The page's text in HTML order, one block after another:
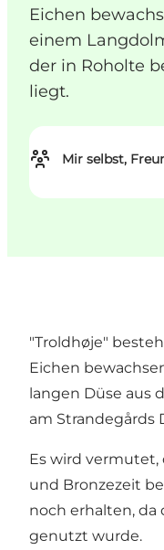
Eichen
einem
der in Roholte
liegt.
Mir selbst,
"Troldhøje"
Eichen
langen Düse aus
am Strandegårds
Es wird vermutet,
und Bronzezeit
noch erhalten, da
genutzt wurde.